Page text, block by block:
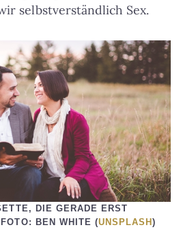
selbstverständlich Sex.
DIE GERADE ERST
BEN WHITE (UNSPLASH)